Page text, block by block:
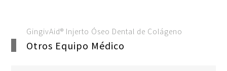
GingivAid® Injerto Óseo Dental de Colágeno
Otros Equipo Médico